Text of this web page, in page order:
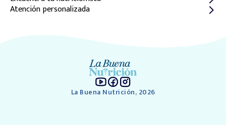
Atención personalizada
La Buena Nutrición, 2026